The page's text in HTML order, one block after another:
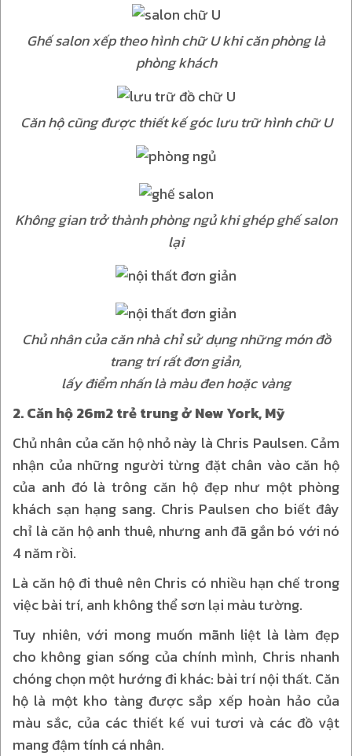
Ghế salon xếp theo hình chữ U khi căn phòng là
phòng khách
Căn hộ cũng được thiết kế góc lưu trữ hình chữ U
Không gian trở thành phòng ngủ khi ghép ghế salon
lại
Chủ nhân của căn nhà chỉ sử dụng những món đồ
trang trí rất đơn giản,
lấy điểm nhấn là màu đen hoặc vàng
2. Căn hộ 26m2 trẻ trung ở New York, Mỹ
Chủ nhân của căn hộ nhỏ này là Chris Paulsen. Cảm
nhận của những người từng đặt chân vào căn hộ
của anh đó là trông căn hộ đẹp như một phòng
khách sạn hạng sang. Chris Paulsen cho biết đây
chỉ là căn hộ anh thuê, nhưng anh đã gắn bó với nó
4 năm rồi.
Là căn hộ đi thuê nên Chris có nhiều hạn chế trong
việc bài trí, anh không thể sơn lại màu tường.
Tuy nhiên, với mong muốn mãnh liệt là làm đẹp
cho không gian sống của chính mình, Chris nhanh
chóng chọn một hướng đi khác: bài trí nội thất. Căn
hộ là một kho tàng được sắp xếp hoàn hảo của
màu sắc, của các thiết kế vui tươi và các đồ vật
mang đậm tính cá nhân.